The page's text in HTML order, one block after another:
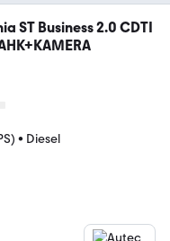
ST Business 2.0 CDTI
• Diesel